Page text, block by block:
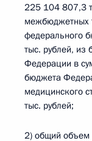
225 104 807,3
межбюджетных
федерального
тыс. рублей, из
Федерации в
бюджета
медицинского
тыс. рублей;
2) общий объем